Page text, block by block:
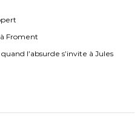
Froment
l’absurde s’invite à Jules